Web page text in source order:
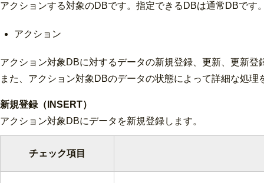
アクションする対象のDBです。指定できるDBは通常DBです
アクション
アクション対象DBに対するデータの新規登録、更新、更新登
また、アクション対象DBのデータの状態によって詳細な処理
新規登録（INSERT）
アクション対象DBにデータを新規登録します。
チェック項目